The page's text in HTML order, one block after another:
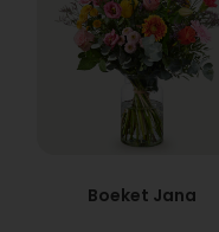
Boeket Jana